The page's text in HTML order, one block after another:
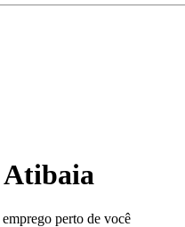
Atibaia
perto de você